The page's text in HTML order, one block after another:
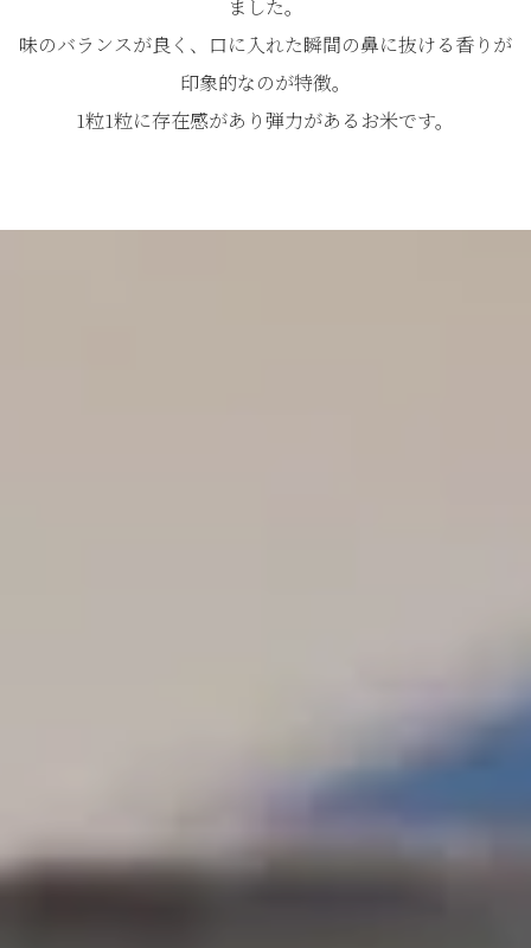
ました。
味のバランスが良く、口に入れた瞬間の鼻に抜ける香りが
印象的なのが特徴。
1粒1粒に存在感があり弾力があるお米です。